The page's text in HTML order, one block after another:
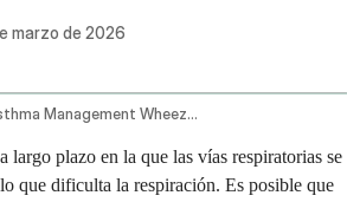
marzo de 2026
Asthma Management Wheezing Triggers And Treatment Strategies
largo plazo en la que las vías respiratorias se
que dificulta la respiración. Es posible que